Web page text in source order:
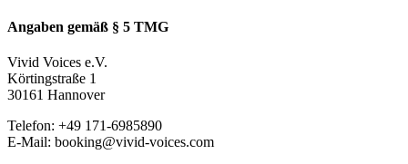
Angaben gemäß § 5 TMG
Vivid Voices e.V.
Körtingstraße 1
30161 Hannover
Telefon: +49 171-6985890
E-Mail: booking@vivid-voices.com